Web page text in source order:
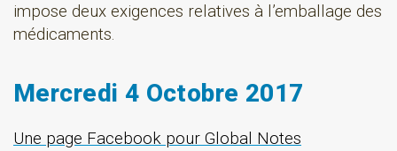
impose deux exigences relatives à l’emballage des
médicaments.
Mercredi 4 Octobre 2017
Une page Facebook pour Global Notes